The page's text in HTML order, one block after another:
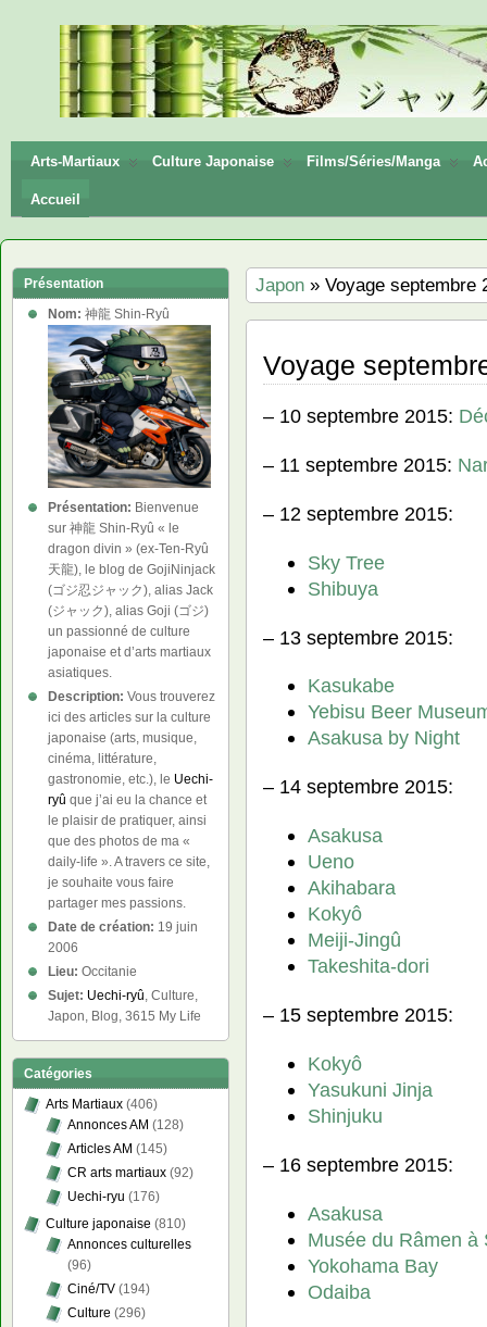
神龍
Shin-
Ryū
Arts-Martiaux Culture Japonaise Films/Séries/Manga
Accueil
Japon » Voyage septembre
Voyage
– 10 septembre 2015:
– 11 septembre 2015:
– 12 septembre 2015:
Sky Tree
Shibuya
– 13 septembre 2015:
Kasukabe
Yebisu Beer
Asakusa by Night
– 14 septembre 2015:
Asakusa
Ueno
Akihabara
Kokyô
Meiji-Jingû
Takeshita-dori
– 15 septembre 2015:
Kokyô
Yasukuni Jinja
Shinjuku
– 16 septembre 2015:
Asakusa
Musée du Râmen à
Yokohama Bay
Odaiba
Présentation
Nom: 神龍 Shin-Ryû
Présentation: Bienvenue
sur 神龍 Shin-Ryû « le
dragon divin » (ex-Ten-Ryû
天龍), le blog de GojiNinjack
(ゴジ忍ジャック), alias Jack
(ジャック), alias Goji (ゴジ)
un passionné de culture
japonaise et d’arts martiaux
asiatiques.
Description: Vous trouverez
ici des articles sur la culture
japonaise (arts, musique,
cinéma, littérature,
gastronomie, etc.), le Uechi-
ryû que j’ai eu la chance et
le plaisir de pratiquer, ainsi
que des photos de ma «
daily-life ». A travers ce site,
je souhaite vous faire
partager mes passions.
Date de création: 19 juin
2006
Lieu: Occitanie
Sujet: Uechi-ryû, Culture,
Japon, Blog, 3615 My Life
Catégories
Arts Martiaux (406)
Annonces AM (128)
Articles AM (145)
CR arts martiaux (92)
Uechi-ryu (176)
Culture japonaise (810)
Annonces culturelles
(96)
Ciné/TV (194)
Culture (296)